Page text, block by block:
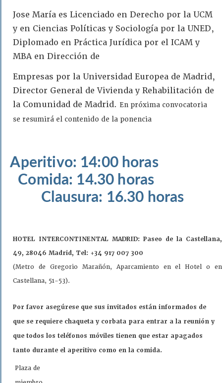
Jose María es Licenciado en Derecho por la UCM
y en Ciencias Políticas y Sociología por la UNED,
Diplomado en Práctica Jurídica por el ICAM y
MBA en Dirección de
Empresas por la Universidad Europea de Madrid,
Director General de Vivienda y Rehabilitación de
la Comunidad de Madrid. En próxima convocatoria
se resumirá el contenido de la ponencia
Aperitivo: 14:00 horas
Comida: 14.30 horas
Clausura: 16.30 horas
HOTEL INTERCONTINENTAL MADRID: Paseo de la Castellana,
49, 28046 Madrid, Tel: +34 917 007 300
(Metro de Gregorio Marañón, Aparcamiento en el Hotel o en
Castellana, 51-53).
Por favor asegúrese que sus invitados están informados de
que se requiere chaqueta y corbata para entrar a la reunión y
que todos los teléfonos móviles tienen que estar apagados
tanto durante el aperitivo como en la comida.
Plaza de